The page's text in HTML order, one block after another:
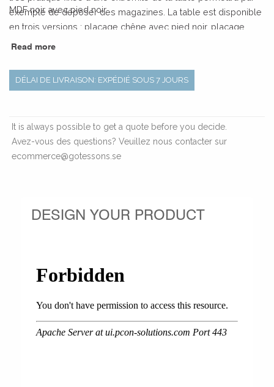
exemple de déposer des magazines. La table est disponible
en trois versions : placage chêne avec pied noir, placage
chêne avec pied blanc et panneau MDF noir avec pied noir.
MDF noir avec pied noir.
Read more
DÉLAI DE LIVRAISON: EXPÉDIÉ SOUS 7 JOURS
It is always possible to get a quote before you decide.
Avez-vous des questions? Veuillez nous contacter sur
ecommerce@gotessons.se
DESIGN YOUR PRODUCT